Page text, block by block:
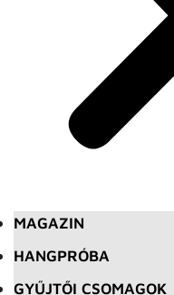
MAGAZIN
HANGPRÓBA
GYŰJTŐI CSOMAGOK